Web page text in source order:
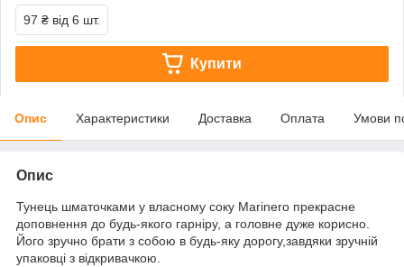
97 ₴ від 6 шт.
Купити
Опис Характеристики Доставка Оплата Умови
Опис
Тунець шматочками у власному соку Marinero прекрасне
доповнення до будь-якого гарніру, а головне дуже корисно.
Його зручно брати з собою в будь-яку дорогу,завдяки зручній
упаковці з відкривачкою.